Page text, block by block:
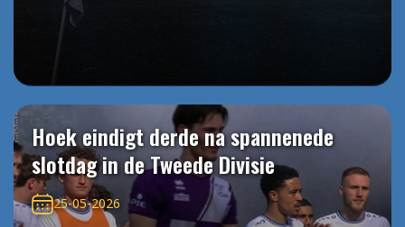
Hoek eindigt derde na spannenede
slotdag in de Tweede Divisie
25-05-2026